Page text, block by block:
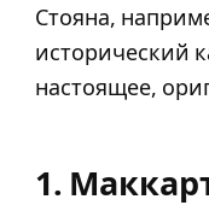
Стояна,
исторический
настоящее,
1.